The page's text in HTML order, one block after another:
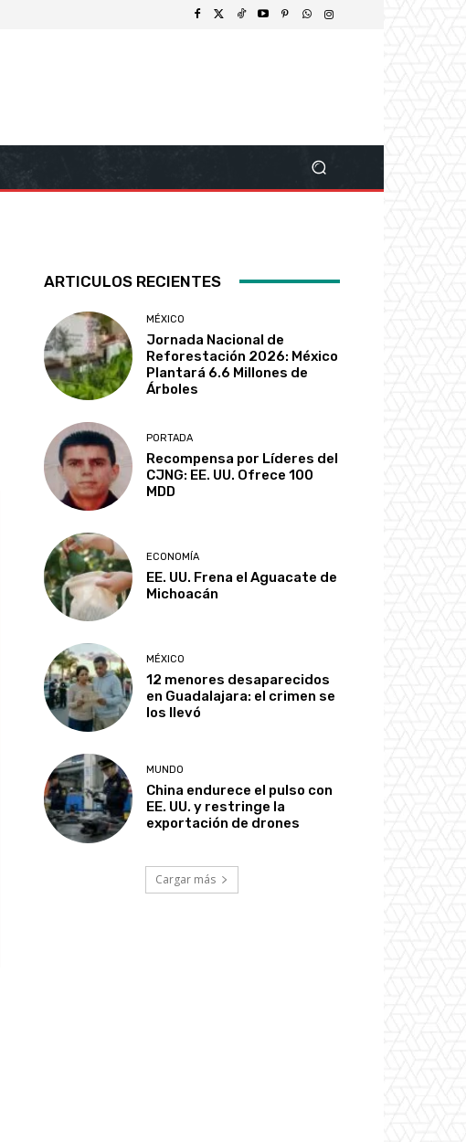
ARTICULOS RECIENTES
MÉXICO
Jornada Nacional de
Reforestación 2026: México
Plantará 6.6 Millones de
Árboles
PORTADA
Recompensa por Líderes del
CJNG: EE. UU. Ofrece 100
MDD
ECONOMÍA
EE. UU. Frena el Aguacate de
Michoacán
MÉXICO
12 menores desaparecidos
en Guadalajara: el crimen se
los llevó
MUNDO
China endurece el pulso con
EE. UU. y restringe la
exportación de drones
Cargar más